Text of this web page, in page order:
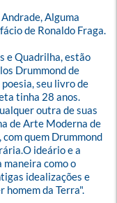
Alguma
de Ronaldo Fraga.
e Quadrilha, estão
Drummond de
seu livro de
tinha 28 anos.
outra de suas
de Arte Moderna de
quem Drummond
ideário e a
como o
idealizações e
homem da Terra".